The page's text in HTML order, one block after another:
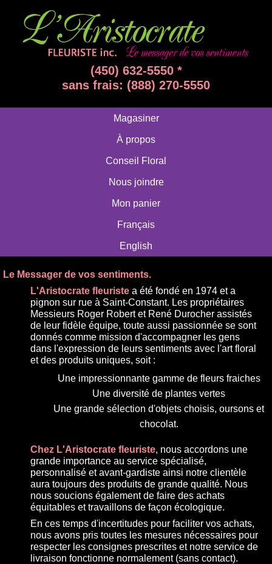
(450) 632-5550 *
sans frais: (888) 270-5550
Magasiner
À propos
Conseil Floral
Nous joindre
Mon panier
Français
English
Le Messager de vos sentiments.
L'Aristocrate fleuriste a été fondé en 1974 et a
pignon sur rue à Saint-Constant. Les propriétaires
Messieurs Roger Robert et René Durocher assistés
de leur fidèle équipe, toute aussi passionnée se sont
donnés comme mission d'accompagner les gens
dans l'expression de leurs sentiments avec l'art floral
et des produits uniques, soit :
Une impressionnante gamme de fleurs fraiches
Une diversité de plantes vertes
Une grande sélection d'objets choisis, oursons et
chocolat.
Chez L'Aristocrate fleuriste, nous accordons une
grande importance au service spécialisé,
personnalisé et avant-gardiste ainsi notre clientèle
aura toujours des produits de grande qualité. Nous
nous soucions également de faire des achats
équitables et travaillons de façon écologique.
En ces temps d'incertitudes pour faciliter vos achats,
nous avons pris toutes les mesures nécessaires pour
respecter les consignes prescrites et notre service de
livraison fonctionne normalement (sans contact).